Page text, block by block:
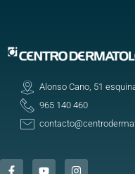
Alonso Cano, 51
965 140 460